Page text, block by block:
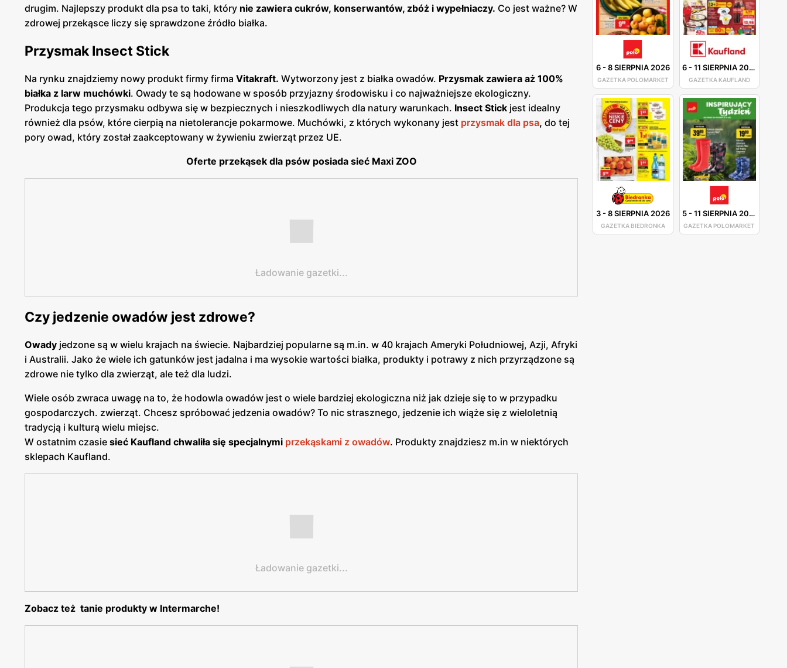
6-8 SIERPNIA 2026
GAZETKA POLOMARKET
6-11 SIERPNIA 2026
GAZETKA KAUFLAND
3-8 SIERPNIA 2026
GAZETKA BIEDRONKA
5-11 SIERPNIA 2026
GAZETKA POLOMARKET
drugim. Najlepszy produkt dla psa to taki, który nie zawiera cukrów, konserwantów, zbóż i wypełniaczy. Co jest ważne? W
zdrowej przekąsce liczy się sprawdzone źródło białka.
Przysmak Insect Stick
Na rynku znajdziemy nowy produkt firmy firma Vitakraft. Wytworzony jest z białka owadów. Przysmak zawiera aż 100%
białka z larw muchówki. Owady te są hodowane w sposób przyjazny środowisku i co najważniejsze ekologiczny.
Produkcja tego przysmaku odbywa się w bezpiecznych i nieszkodliwych dla natury warunkach. Insect Stick jest idealny
również dla psów, które cierpią na nietolerancje pokarmowe. Muchówki, z których wykonany jest przysmak dla psa, do tej
pory owad, który został zaakceptowany w żywieniu zwierząt przez UE.
Oferte przekąsek dla psów posiada sieć Maxi ZOO
Ładowanie gazetki...
Czy jedzenie owadów jest zdrowe?
Owady jedzone są w wielu krajach na świecie. Najbardziej popularne są m.in. w 40 krajach Ameryki Południowej, Azji, Afryki
i Australii. Jako że wiele ich gatunków jest jadalna i ma wysokie wartości białka, produkty i potrawy z nich przyrządzone są
zdrowe nie tylko dla zwierząt, ale też dla ludzi.
Wiele osób zwraca uwagę na to, że hodowla owadów jest o wiele bardziej ekologiczna niż jak dzieje się to w przypadku
gospodarczych. zwierząt. Chcesz spróbować jedzenia owadów? To nic strasznego, jedzenie ich wiąże się z wieloletnią
tradycją i kulturą wielu miejsc.
W ostatnim czasie sieć Kaufland chwaliła się specjalnymi przekąskami z owadów. Produkty znajdziesz m.in w niektórych
sklepach Kaufland.
Ładowanie gazetki...
Zobacz też tanie produkty w Intermarche!